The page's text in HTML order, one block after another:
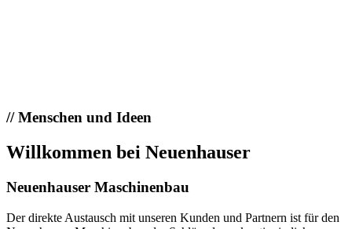
//Menschen und Ideen
Willkommen bei Neuenhauser
Neuenhauser Maschinenbau
Der direkte Austausch mit unseren Kunden und Partnern ist für den